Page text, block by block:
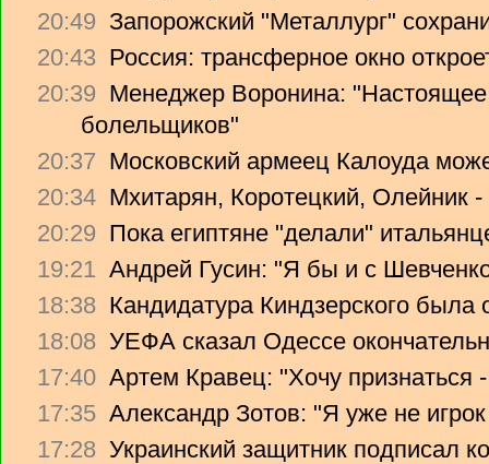
20:49 Запорожский "Металлург"
20:43 Россия: трансферное окно
20:39 Менеджер Воронина: "Настоящее
болельщиков"
20:37 Московский армеец Калоуда
20:34 Мхитарян, Коротецкий, Олейник -
20:29 Пока египтяне "делали"
19:21 Андрей Гусин: "Я бы и с
18:38 Кандидатура Киндзерского была
18:08 УЕФА сказал Одессе
17:40 Артем Кравец: "Хочу признаться
17:35 Александр Зотов: "Я уже не
17:28 Украинский защитник подписал